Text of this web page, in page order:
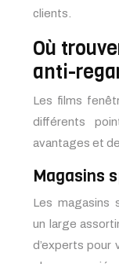
clients.
Où
anti-
Les films
différents
avantages et
Magasins
Les magasins
un large
d’experts pour